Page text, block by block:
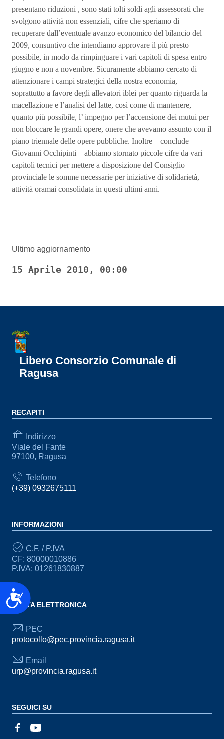
Accessibilità
presentano riduzioni , sono stati tolti soldi agli assessorati che
svolgono attività non essenziali, cifre che speriamo di
recuperare dall’eventuale avanzo economico del bilancio del
2009, consuntivo che intendiamo approvare il più presto
possibile, in modo da rimpinguare i vari capitoli di spesa entro
giugno e non a novembre. Sicuramente abbiamo cercato di
attenzionare i campi strategici della nostra economia,
soprattutto a favore degli allevatori iblei per quanto riguarda la
macellazione e l’analisi del latte, così come di mantenere,
quanto più possibile, l’ impegno per l’accensione dei mutui per
non bloccare le grandi opere, onere che avevamo assunto con il
piano triennale delle opere pubbliche. Inoltre – conclude
Giovanni Occhipinti – abbiamo stornato piccole cifre da vari
capitoli tecnici per mettere a disposizione del Consiglio
provinciale le somme necessarie per iniziative di solidarietà,
attività oramai consolidata in questi ultimi anni.
Ultimo aggiornamento
15 Aprile 2010, 00:00
Libero Consorzio Comunale di
Ragusa
RECAPITI
Indirizzo
Viale del Fante
97100, Ragusa
Telefono
(+39) 0932675111
INFORMAZIONI
C.F. / P.IVA
CF: 80000010886
P.IVA: 01261830887
POSTA ELETTRONICA
PEC
protocollo@pec.provincia.ragusa.it
Email
urp@provincia.ragusa.it
SEGUICI SU